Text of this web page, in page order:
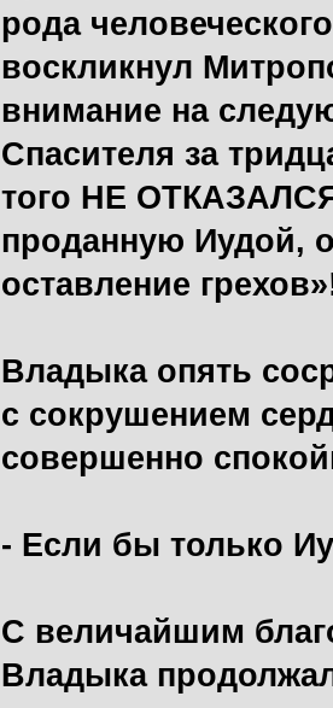
рода
воскликнул
внимание на
Спасителя за
того НЕ
проданную Иудой,
оставление
Владыка опять
с сокрушением
совершенно
- Если бы только
С величайшим
Владыка